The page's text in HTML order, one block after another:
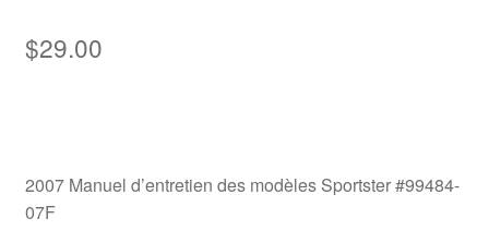
$29.00
2007 Manuel d’entretien des modèles Sportster #99484-
07F